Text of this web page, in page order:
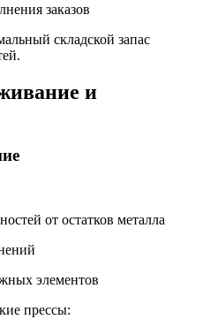
заказов
складской запас
и
от остатков металла
элементов
прессы: